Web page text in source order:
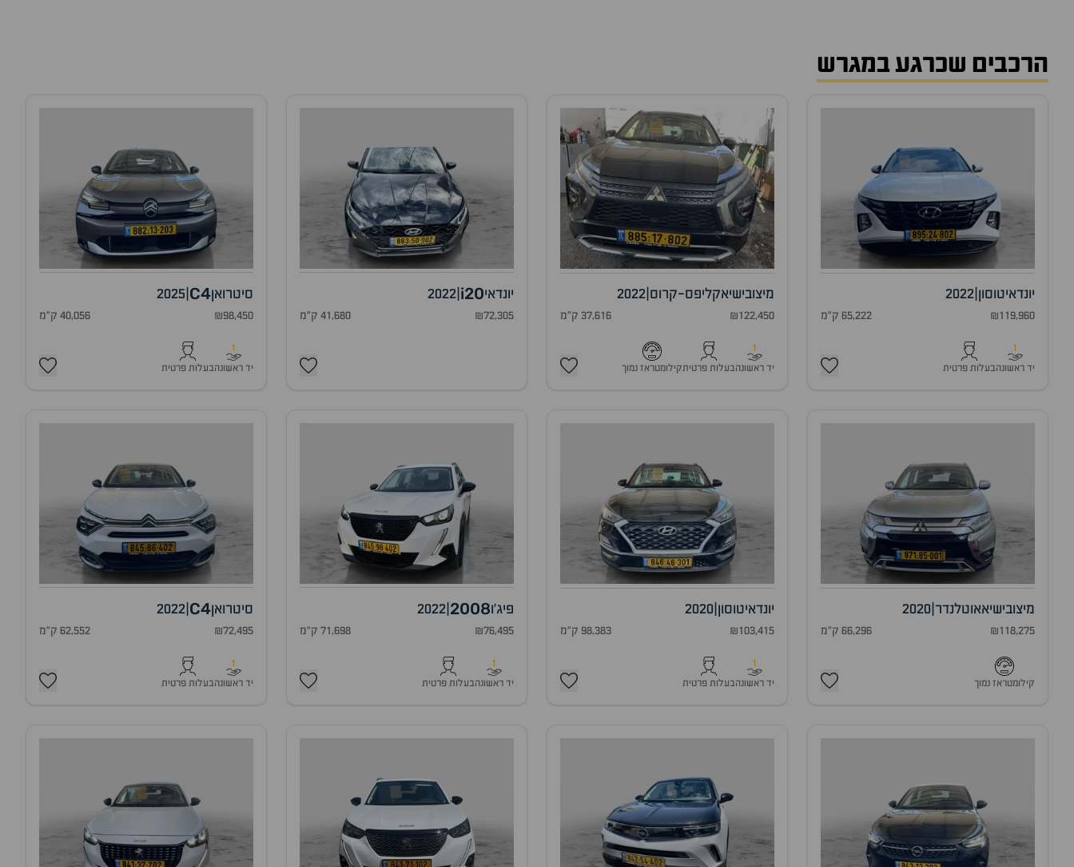
הרכבים שכרגע במגרש
יונדאיטוסון 2022
₪119,960 65,222 ק"מ
1
יד ראשונהבעלות פרטית
מיצובישיאקליפס-קרוס 2022
₪122,450 37,616 ק"מ
1
יד ראשונהבעלות פרטיתקילומטראז נמוך
יונדאיi20
2022
₪72,305 41,680 ק"מ
סיטרואןC4
2025
₪98,450 40,056 ק"מ
1
יד ראשונהבעלות פרטית
מיצובישיאאוטלנדר 2020
₪118,275 66,296 ק"מ
קילומטראז נמוך
יונדאיטוסון 2020
₪103,415 98,383 ק"מ
1
יד ראשונהבעלות פרטית
פיג'ו2008
2022
₪76,495 71,698 ק"מ
1
יד ראשונהבעלות פרטית
סיטרואןC4
2022
₪72,495 62,552 ק"מ
1
יד ראשונהבעלות פרטית